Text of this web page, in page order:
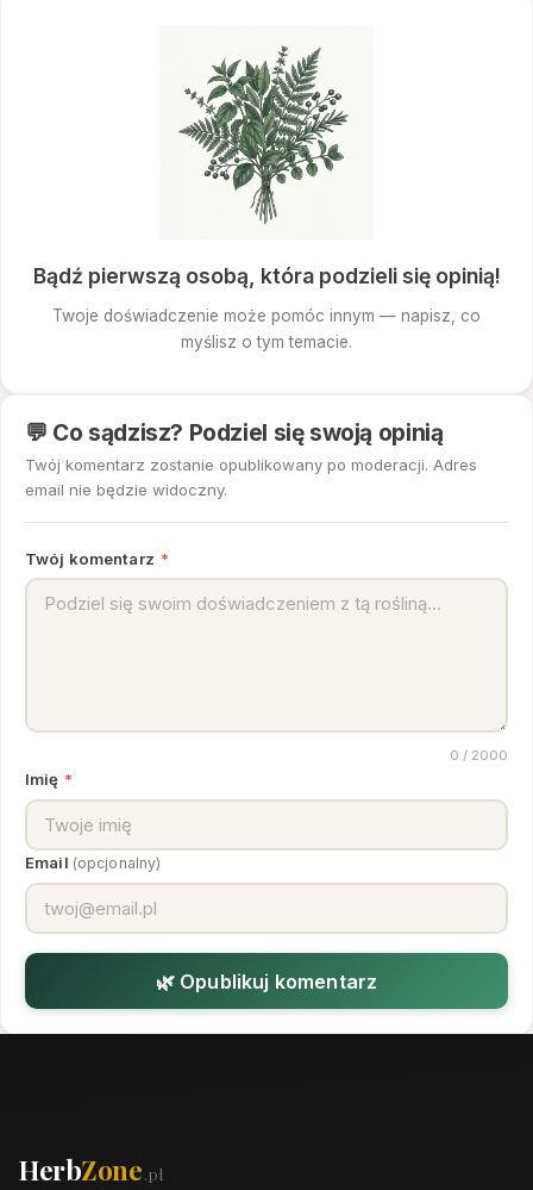
Bądź pierwszą osobą, która podzieli się opinią!
Twoje doświadczenie może pomóc innym — napisz, co
myślisz o tym temacie.
💬 Co sądzisz? Podziel się swoją opinią
Twój komentarz zostanie opublikowany po moderacji. Adres
email nie będzie widoczny.
Twój komentarz *
0 / 2000
Imię *
Email (opcjonalny)
🌿 Opublikuj komentarz
HerbZone.pl